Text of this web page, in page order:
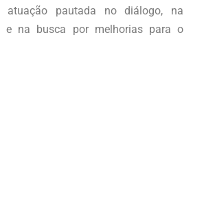
atuação pautada no diálogo, na
e na busca por melhorias para o